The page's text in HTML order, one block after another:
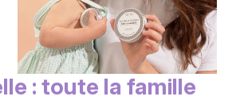
: toute la famille